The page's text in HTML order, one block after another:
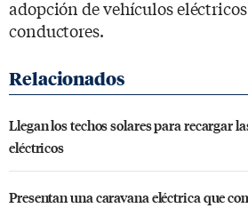
adopción de vehículos
conductores.
Llegan los techos solares para recargar
eléctricos
Presentan una caravana eléctrica que